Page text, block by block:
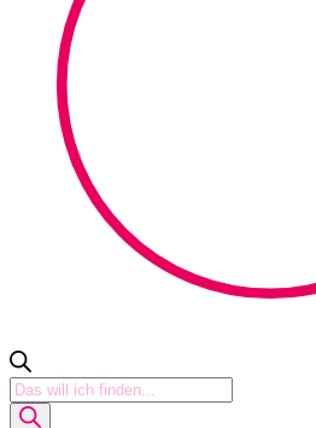
Products
search